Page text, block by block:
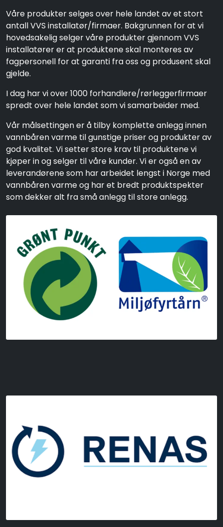
Våre produkter selges over hele landet av et stort
antall VVS installatør/firmaer. Bakgrunnen for at vi
hovedsakelig selger våre produkter gjennom VVS
installatører er at produktene skal monteres av
fagpersonell for at garanti fra oss og produsent skal
gjelde.
I dag har vi over 1000 forhandlere/rørleggerfirmaer
spredt over hele landet som vi samarbeider med.
Vår målsettingen er å tilby komplette anlegg innen
vannbåren varme til gunstige priser og produkter av
god kvalitet. Vi setter store krav til produktene vi
kjøper in og selger til våre kunder. Vi er også en av
leverandørene som har arbeidet lengst i Norge med
vannbåren varme og har et bredt produktspekter
som dekker alt fra små anlegg til store anlegg.